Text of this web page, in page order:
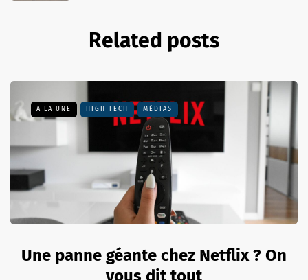
Related posts
A LA UNE HIGH TECH MÉDIAS
Une panne géante chez Netflix ? On
vous dit tout